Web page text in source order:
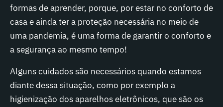
formas de aprender, porque, por estar no conforto de
casa e ainda ter a proteção necessária no meio de
uma pandemia, é uma forma de garantir o conforto e
a segurança ao mesmo tempo!
Alguns cuidados são necessários quando estamos
diante dessa situação, como por exemplo a
higienização dos aparelhos eletrônicos, que são os